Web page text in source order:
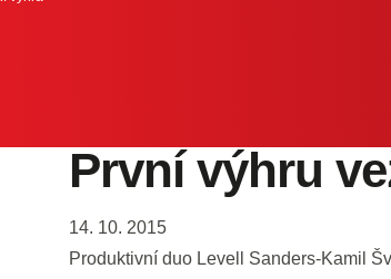
První výhru
14. 10. 2015
Produktivní duo Levell Sanders-Kamil